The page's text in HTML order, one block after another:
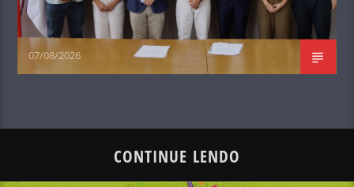
07/08/2026
CONTINUE LENDO